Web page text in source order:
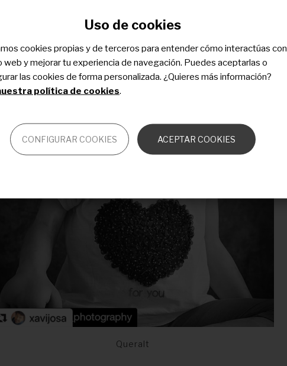
Queralt
Uso de cookies
cookies propias y de terceros para entender cómo interactúas con
web y mejorar tu experiencia de navegación. Puedes aceptarlas o
las cookies de forma personalizada. ¿Quieres más información?
política de cookies.
CONFIGURAR COOKIES ACEPTAR COOKIES